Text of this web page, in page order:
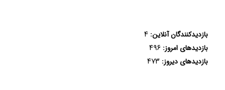
بازدیدکنندگان آنلاین: ۴
بازدیدهای امروز: ۴۹۶
بازدیدهای دیروز: ۴۷۳